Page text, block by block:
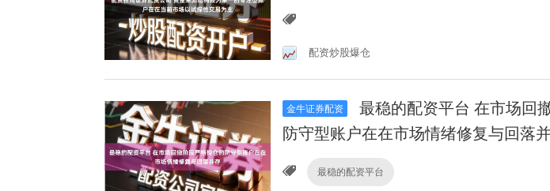
配资炒股爆仓
金牛证券配资
最稳的配资平台 在市场回
防守型账户在在市场情绪修复与回落
最稳的配资平台